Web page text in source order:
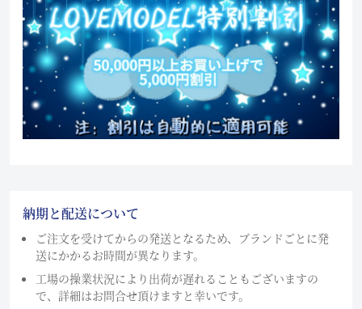
納期と配送について
ご注文を受けてからの発送となるため、ブランドごとに発
送にかかるお時間が異なります。
工場の操業状況により出荷が遅れることもございますの
で、詳細はお問合せ頂けますと幸いです。